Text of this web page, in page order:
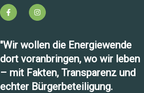
"Wir wollen die Energiewende
dort voranbringen, wo wir leben
– mit Fakten, Transparenz und
echter Bürgerbeteiligung.